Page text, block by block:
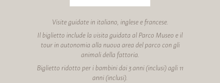
Visite guidate in italiano, inglese e francese.
Il biglietto include la visita guidata al Parco Museo e il
tour in autonomia alla nuova area del parco con gli
animali della fattoria.
Biglietto ridotto per i bambini dai 3 anni (inclusi) agli 11
anni (inclusi).